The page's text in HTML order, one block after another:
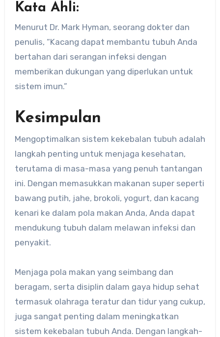
Kata Ahli:
Menurut Dr. Mark Hyman, seorang dokter dan
penulis, “Kacang dapat membantu tubuh Anda
bertahan dari serangan infeksi dengan
memberikan dukungan yang diperlukan untuk
sistem imun.”
Kesimpulan
Mengoptimalkan sistem kekebalan tubuh adalah
langkah penting untuk menjaga kesehatan,
terutama di masa-masa yang penuh tantangan
ini. Dengan memasukkan makanan super seperti
bawang putih, jahe, brokoli, yogurt, dan kacang
kenari ke dalam pola makan Anda, Anda dapat
mendukung tubuh dalam melawan infeksi dan
penyakit.
Menjaga pola makan yang seimbang dan
beragam, serta disiplin dalam gaya hidup sehat
termasuk olahraga teratur dan tidur yang cukup,
juga sangat penting dalam meningkatkan
sistem kekebalan tubuh Anda. Dengan langkah-